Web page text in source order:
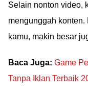
Selain nonton video,
mengunggah
kamu, makin besar
Baca Juga: Game
Tanpa Iklan Terbaik